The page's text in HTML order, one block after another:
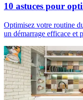
10 astuces pour
Optimisez votre routine
un démarrage efficace et